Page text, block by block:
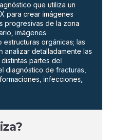
que utiliza un
para crear imágenes
progresivas de la zona
imágenes
orgánicas; las
analizar detalladamente las
partes del
diagnóstico de fracturas,
infecciones,